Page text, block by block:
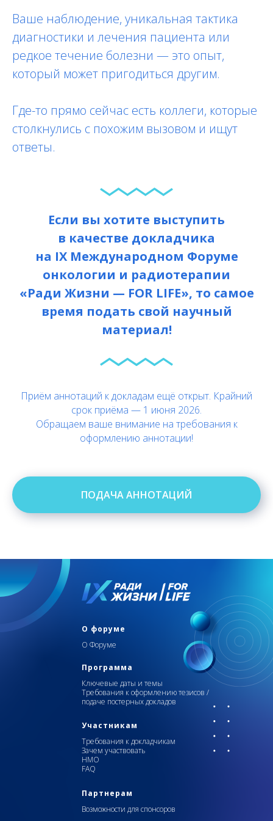
Ваше наблюдение, уникальная тактика
диагностики и лечения пациента или
редкое течение болезни — это опыт,
который может пригодиться другим.
Где-то прямо сейчас есть коллеги, которые
столкнулись с похожим вызовом и ищут
ответы.
Если вы хотите выступить
в качестве докладчика
на IX Международном Форуме
онкологии и радиотерапии
«Ради Жизни — FOR LIFE», то самое
время подать свой научный
материал!
Приём аннотаций к докладам ещё открыт. Крайний
срок приёма — 1 июня 2026.
Обращаем ваше внимание на требования к
оформлению аннотации!
ПОДАЧА АННОТАЦИЙ
О форуме
О Форуме
Программа
Ключевые даты и темы
Требования к оформлению тезисов /
подаче постерных докладов
Участникам
Требования к докладчикам
Зачем участвовать
НМО
FAQ
Партнерам
Возможности для спонсоров